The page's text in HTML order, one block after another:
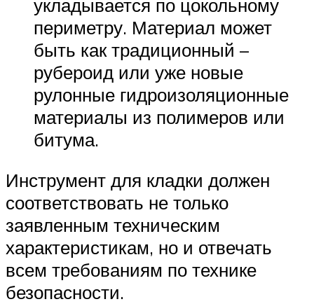
укладывается по цокольному
периметру. Материал может
быть как традиционный –
рубероид или уже новые
рулонные гидроизоляционные
материалы из полимеров или
битума.
Инструмент для кладки должен
соответствовать не только
заявленным техническим
характеристикам, но и отвечать
всем требованиям по технике
безопасности.